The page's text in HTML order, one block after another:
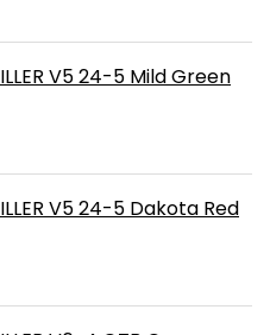
V5 24-5 Mild Green
V5 24-5 Dakota Red